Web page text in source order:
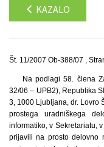
KAZALO
Št. 11/2007 Ob-388/07 ,
Na podlagi 58. člena
32/06 – UPB2), Republika
3, 1000 Ljubljana, dr. Lovro
prostega uradniškega
informatiko, v Sekretariatu,
prijavili na prosto delovno